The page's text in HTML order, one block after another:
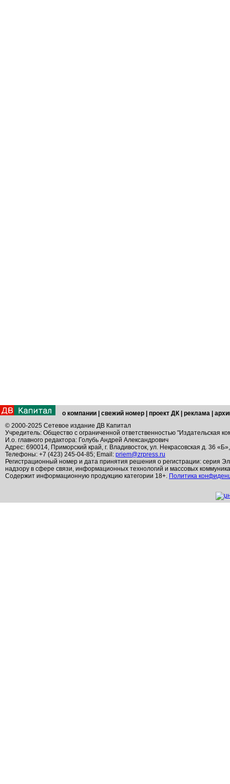
о компании свежий номер проект ДК реклама
© 2000-2025 Сетевое издание ДВ Капитал
Учредитель: Общество с ограниченной ответственностью "Издательская
И.о. главного редактора: Голубь Андрей Александрович
Адрес: 690014, Приморский край, г. Владивосток, ул. Некрасовская д. 36
Телефоны: +7 (423) 245-04-85; Email: priem@zrpress.ru
Регистрационный номер и дата принятия решения о регистрации: серия
надзору в сфере связи, информационных технологий и массовых
Содержит информационную продукцию категории 18+. Политика